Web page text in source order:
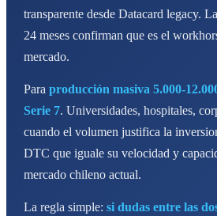
transparente desde Datacard legacy.
24 meses confirman que es el
mercado.
Para producción masiva 5.000-
Serie 7. Universidades, hospitales,
cuando el volumen justifica la
DTC que iguale su velocidad y
mercado chileno actual.
La regla simple: si dudas entre las